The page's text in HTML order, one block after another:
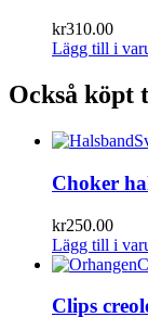
kr310.00
Lägg till i
Också köpt
Choker
kr250.00
Lägg till i
Clips